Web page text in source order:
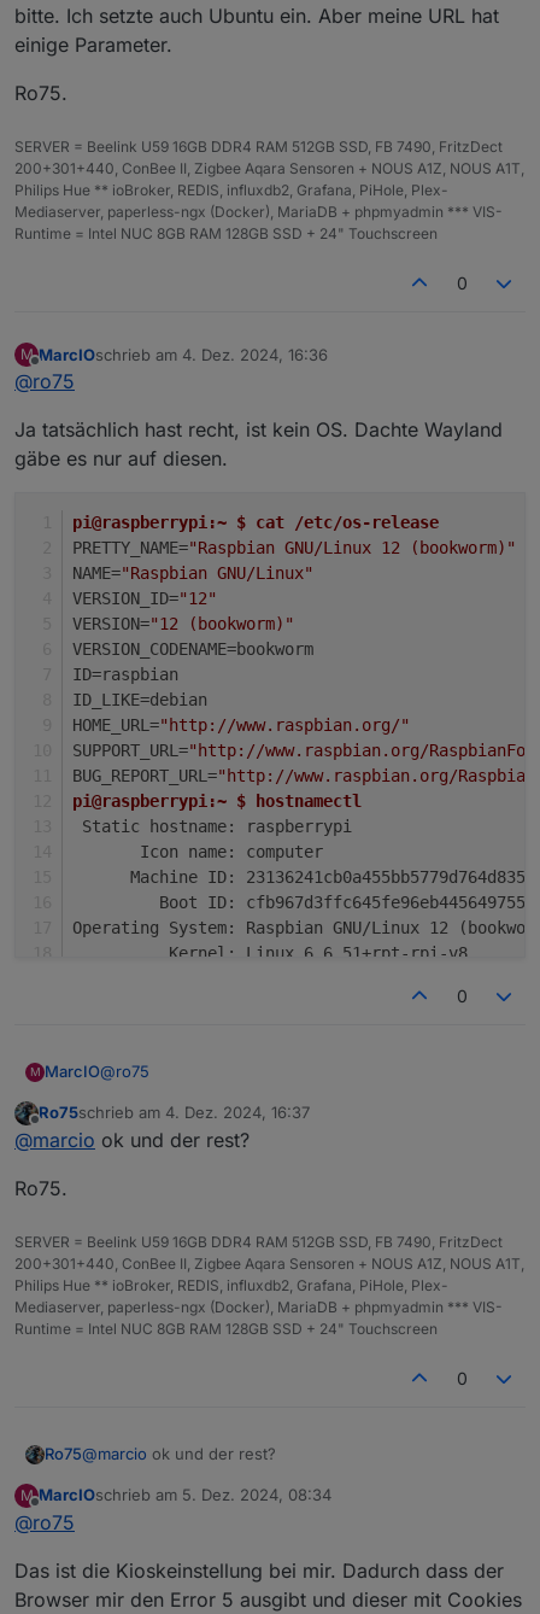
bitte. Ich setzte auch Ubuntu ein. Aber meine URL hat
einige Parameter.
Ro75.
SERVER = Beelink U59 16GB DDR4 RAM 512GB SSD, FB 7490, FritzDect
200+301+440, ConBee II, Zigbee Aqara Sensoren + NOUS A1Z, NOUS A1T,
Philips Hue ** ioBroker, REDIS, influxdb2, Grafana, PiHole, Plex-
Mediaserver, paperless-ngx (Docker), MariaDB + phpmyadmin *** VIS-
Runtime = Intel NUC 8GB RAM 128GB SSD + 24" Touchscreen
0
M
Offline
MarcIOschrieb am 4. Dez. 2024, 16:36
zuletzt editiert von
@ro75
Ja tatsächlich hast recht, ist kein OS. Dachte Wayland
gäbe es nur auf diesen.
pi@raspberrypi:~ $ cat /etc/os-release
PRETTY_NAME="Raspbian GNU/Linux 12 (bookworm)"
NAME="Raspbian GNU/Linux"
VERSION_ID="12"
VERSION="12 (bookworm)"
VERSION_CODENAME=bookworm
ID=raspbian
ID_LIKE=debian
HOME_URL="http://www.raspbian.org/"
SUPPORT_URL="http://www.raspbian.org/
BUG_REPORT_URL="http://www.raspbian.org/
pi@raspberrypi:~ $ hostnamectl
Static hostname: raspberrypi
       Icon name: computer
Machine ID:
Boot ID:
Operating System: Raspbian GNU/Linux 12
          Kernel: Linux 6.6.51+rpt-rpi-v8
0
M MarcIO@ro75
Ja tatsächlich hast recht, ist kein OS. Dachte Wayland
gäbe es nur auf diesen.
VERSION_ID="12"
VERSION="12 (bookworm)"
VERSION_CODENAME=bookworm
ID=raspbian
ID_LIKE=debian
SUPPORT_URL="http://www.raspbian.org/
       Icon name: computer
Machine ID:
Boot ID:
Offline
Ro75schrieb am 4. Dez. 2024, 16:37
zuletzt editiert von
@marcio ok und der rest?
Ro75.
SERVER = Beelink U59 16GB DDR4 RAM 512GB SSD, FB 7490, FritzDect
200+301+440, ConBee II, Zigbee Aqara Sensoren + NOUS A1Z, NOUS A1T,
Philips Hue ** ioBroker, REDIS, influxdb2, Grafana, PiHole, Plex-
Mediaserver, paperless-ngx (Docker), MariaDB + phpmyadmin *** VIS-
Runtime = Intel NUC 8GB RAM 128GB SSD + 24" Touchscreen
0
Ro75@marcio ok und der rest?
Ro75.
M
Offline
MarcIOschrieb am 5. Dez. 2024, 08:34
zuletzt editiert von
@ro75
Das ist die Kioskeinstellung bei mir. Dadurch dass der
Browser mir den Error 5 ausgibt und dieser mit Cookies